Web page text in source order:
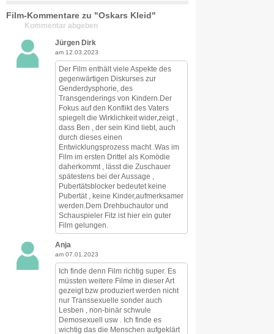
Film-Kommentare zu "Oskars Kleid"
Kommentar abgeben
Jürgen Dirk
am 12.03.2023
Der Film enthält viele Aspekte des
gegenwärtigen Diskurses zur
Genderdysphorie, des
Transgenderings von Kindern.Der
Fokus auf den Konflikt des Vaters
spiegelt die Wirklichkeit wider,zeigt ,
dass Ben , der sein Kind liebt, auch
durch dieses einen
Entwicklungsprozess macht .Was im
Film im ersten Drittel als Komödie
daherkommt , lässt die Zuschauer
spätestens bei der Aussage ,
Pubertätsblocker bedeutet keine
Pubertät , keine Kinder,aufmerksamer
werden.Dem Drehbuchautor und
Schauspieler Fitz ist hier ein guter
Film gelungen.
Anja
am 07.01.2023
Ich finde denn Film richtig super. Es
müssten weitere Filme in dieser Art
gezeigt bzw produziert werden nicht
nur Transsexuelle sonder auch
Lesben , non-binär schwule
Demosexuell usw . Ich finde es
wichtig das die Menschen aufgeklärt